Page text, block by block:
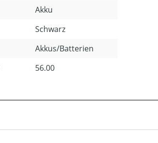
Akku
Schwarz
Akkus/Batterien
56.00